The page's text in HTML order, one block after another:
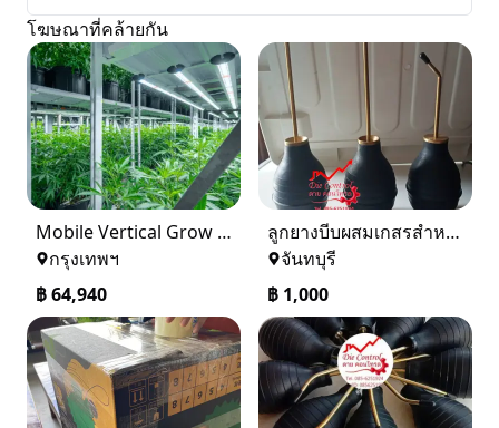
โฆษณาที่คล้ายกัน
Mobile Vertical Grow Rack System
กรุงเทพฯ
฿64,940
ลูกยางบีบผสมเกสรสำหรับอินทผาลัม,อินทผาลัม,ผสมเกสร,ช่อ,เนื้อเยื่อ
จันทบุรี
฿ 1,000